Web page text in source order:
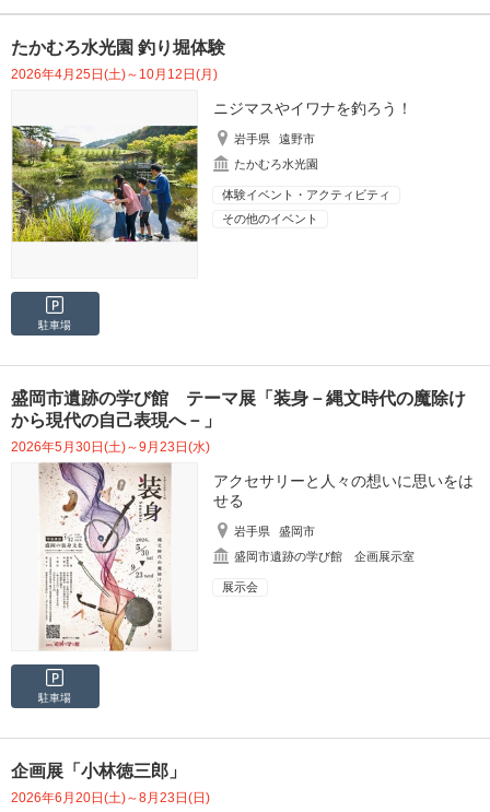
たかむろ水光園 釣り堀体験
2026年4月25日(土)～10月12日(月)
ニジマスやイワナを釣ろう！
岩手県
遠野市
たかむろ水光園
体験イベント・アクティビティ
その他のイベント
駐車場
盛岡市遺跡の学び館 テーマ展「装身－縄文時代の魔除け
から現代の自己表現へ－」
2026年5月30日(土)～9月23日(水)
アクセサリーと人々の想いに思いをは
せる
岩手県
盛岡市
盛岡市遺跡の学び館 企画展示室
展示会
駐車場
企画展「小林徳三郎」
2026年6月20日(土)～8月23日(日)